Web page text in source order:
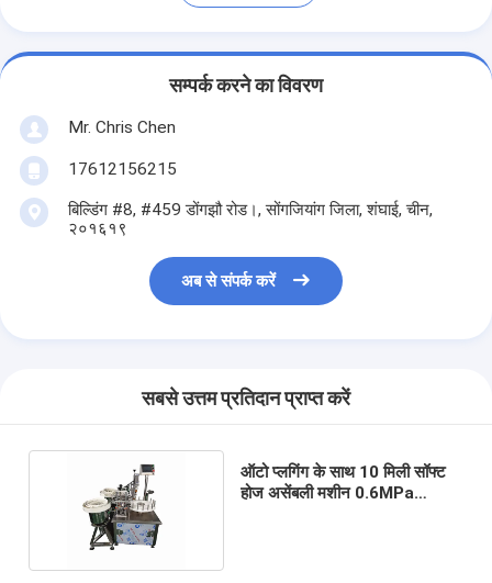
सम्पर्क करने का विवरण
Mr. Chris Chen
17612156215
बिल्डिंग #8, #459 डोंगझौ रोड।, सोंगजियांग जिला, शंघाई, चीन,
२०१६१९
अब से संपर्क करें
सबसे उत्तम प्रतिदान प्राप्त करें
ऑटो प्लगिंग के साथ 10 मिली सॉफ्ट
होज असेंबली मशीन 0.6MPa